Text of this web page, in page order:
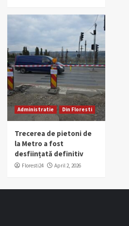
Administratie Din Floresti
Trecerea de pietoni de
la Metro a fost
desființată definitiv
Floresti24 April 2, 2026